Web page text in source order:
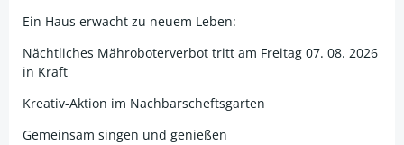
Ein Haus erwacht zu neuem Leben:
Nächtliches Mähroboterverbot tritt am Freitag 07. 08. 2026
in Kraft
Kreativ-Aktion im Nachbarscheftsgarten
Gemeinsam singen und genießen